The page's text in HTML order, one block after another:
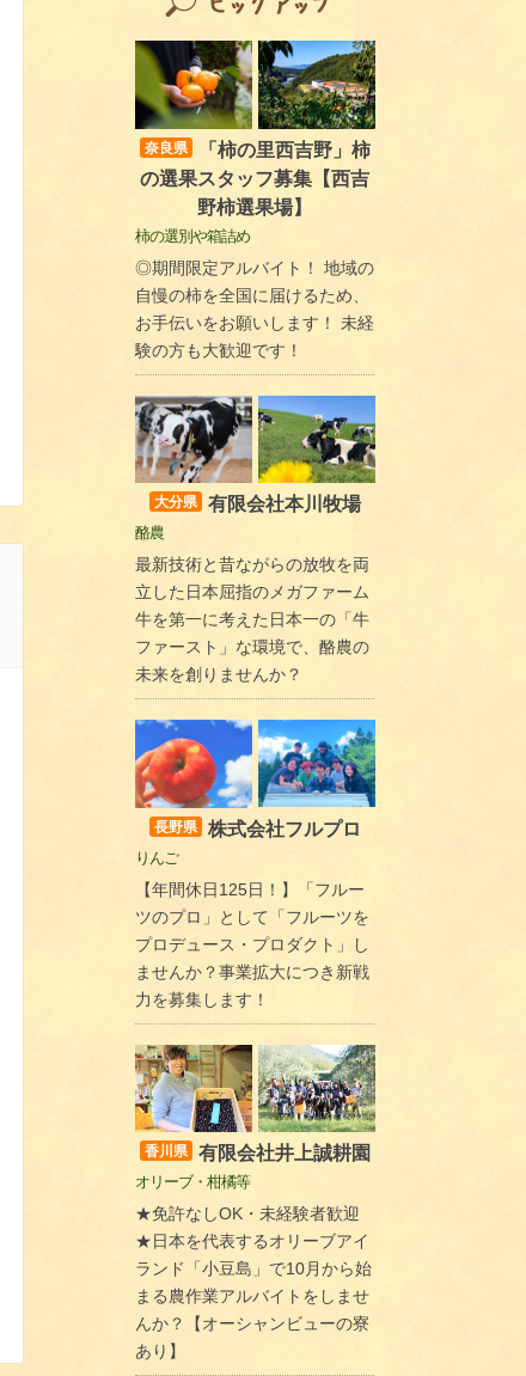
奈良県
「柿の里西吉野」柿
の選果スタッフ募集【西吉
野柿選果場】
柿の選別や箱詰め
◎期間限定アルバイト！ 地域の
自慢の柿を全国に届けるため、
お手伝いをお願いします！ 未経
験の方も大歓迎です！
大分県 有限会社本川牧場
酪農
最新技術と昔ながらの放牧を両
立した日本屈指のメガファーム
牛を第一に考えた日本一の「牛
ファースト」な環境で、酪農の
未来を創りませんか？
長野県 株式会社フルプロ
りんご
【年間休日125日！】「フルー
ツのプロ」として「フルーツを
プロデュース・プロダクト」し
ませんか？事業拡大につき新戦
力を募集します！
香川県 有限会社井上誠耕園
オリーブ・柑橘等
★免許なしOK・未経験者歓迎
★日本を代表するオリーブアイ
ランド「小豆島」で10月から始
まる農作業アルバイトをしませ
んか？【オーシャンビューの寮
あり】